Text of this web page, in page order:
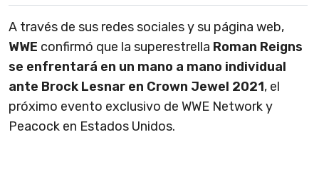
A través de sus redes sociales y su página web,
WWE confirmó que la superestrella Roman Reigns
se enfrentará en un mano a mano individual
ante Brock Lesnar en Crown Jewel 2021, el
próximo evento exclusivo de WWE Network y
Peacock en Estados Unidos.